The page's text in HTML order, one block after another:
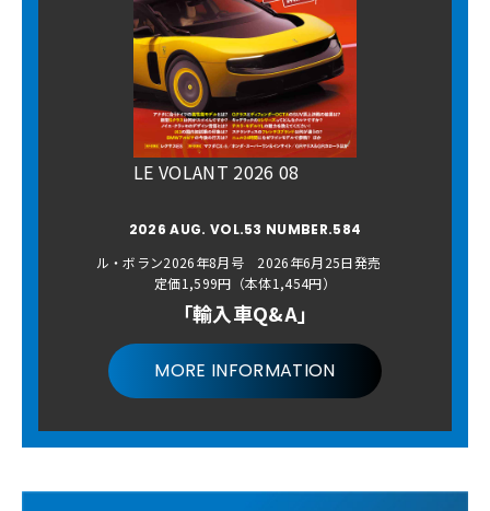
LE VOLANT 2026 08
2026 AUG. VOL.53 NUMBER.584
ル・ボラン2026年8月号 2026年6月25日発売
定価1,599円（本体1,454円）
「輸入車Q&A」
MORE INFORMATION